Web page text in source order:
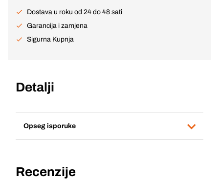
Dostava u roku od 24 do 48 sati
Garancija i zamjena
Sigurna Kupnja
Detalji
Opseg isporuke
Recenzije